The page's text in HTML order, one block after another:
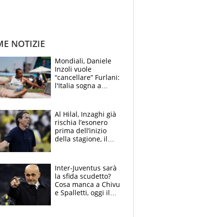
NOTIZIE
Mondiali, Daniele
Inzoli vuole
“cancellare” Furlani:
l'Italia sogna a
finale
Al Hilal, Inzaghi già
rischia l’esonero
prima dell’inizio
della stagione, il
Inter-Juventus sarà
la sfida scudetto?
Cosa manca a Chivu
e Spalletti, oggi il